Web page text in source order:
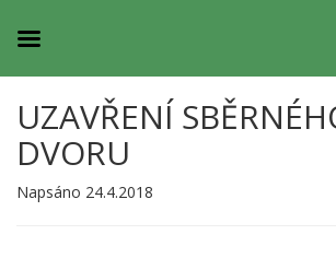
UZAVŘENÍ
DVORU
Napsáno 24.4.2018